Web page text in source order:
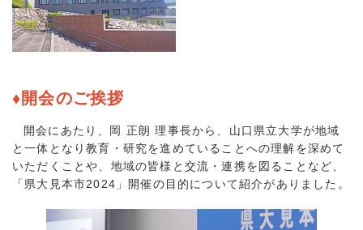
♦開会のご挨拶
開会にあたり、岡 正朗 理事長から、山口県立大学が地域
と一体となり教育・研究を進めていることへの理解を深めて
いただくことや、地域の皆様と交流・連携を図ることなど、
「県大見本市2024」開催の目的について紹介がありました。